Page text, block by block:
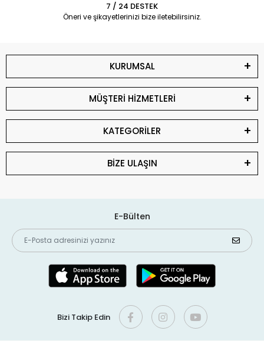
7 / 24 DESTEK
Öneri ve şikayetlerinizi bize iletebilirsiniz.
KURUMSAL
MÜŞTERİ HİZMETLERİ
KATEGORİLER
BİZE ULAŞIN
E-Bülten
Bizi Takip Edin